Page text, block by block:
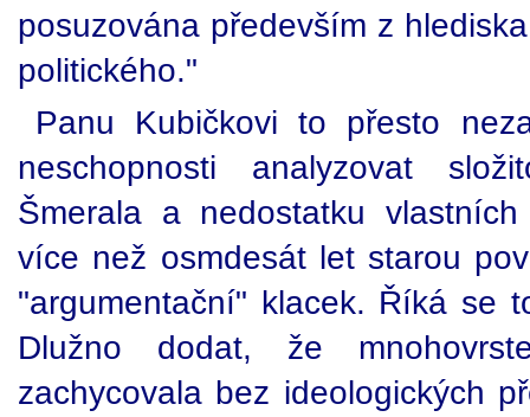
posuzována především z
politického."
Panu Kubičkovi to přesto
neschopnosti analyzovat
Šmerala a nedostatku
více než osmdesát let starou
"argumentační" klacek. Říká se
Dlužno dodat, že
zachycovala bez ideologických